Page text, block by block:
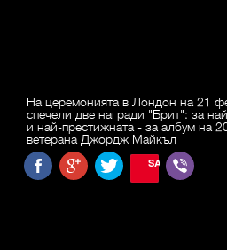
На церемонията в Лондон на 21
спечели две награди "Брит": за
и най-престижната - за албум на
ветерана Джордж Майкъл
SAVE